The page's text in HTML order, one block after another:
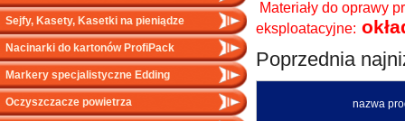
Sejfy, Kasety, Kasetki na pieniądze
Nacinarki do kartonów ProfiPack
Markery specjalistyczne Edding
Oczyszczacze powietrza
Materiały do oprawy
eksploatacyjne:
Poprzednia
nazwa